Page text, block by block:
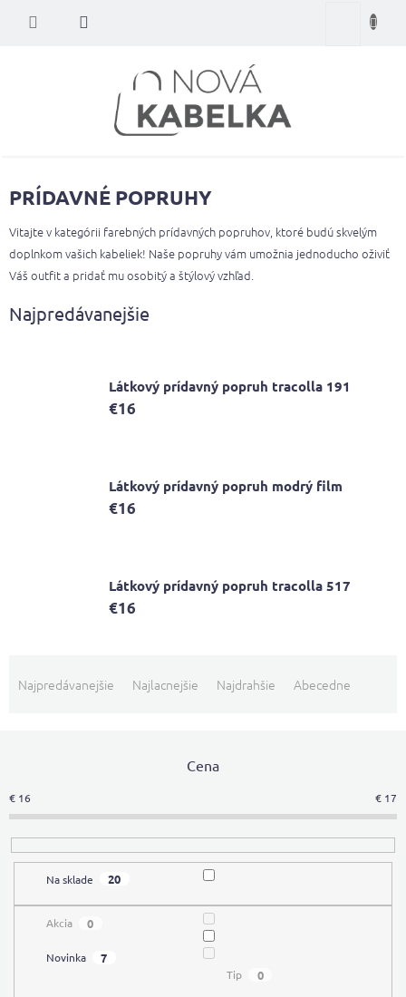
Nákupný
PRÍDAVNÉ POPRUHY
Vitajte v kategórii farebných prídavných popruhov, ktoré budú skvelým
doplnkom vašich kabeliek! Naše popruhy vám umožnia jednoducho oživiť
Váš outfit a pridať mu osobitý a štýlový vzhľad.
Najpredávanejšie
Látkový prídavný popruh tracolla 191
€16
Látkový prídavný popruh modrý film
€16
Látkový prídavný popruh tracolla 517
€16
p
r
o
d
k
Najpredávanejšie Najlacnejšie Najdrahšie Abecedne
Cena
€ 16 € 17
Na sklade 20
Akcia 0
Novinka 7
Tip 0